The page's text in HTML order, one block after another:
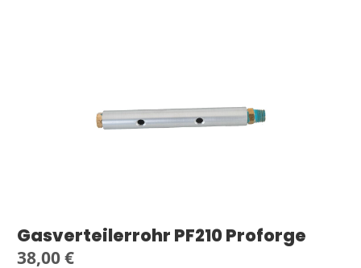
Gasverteilerrohr PF210 Proforge
Regulärer Preis:
38,00 €